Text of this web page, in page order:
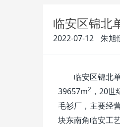
临安区锦北
2022-07-12 朱旭
临安区锦北
39657m2 ， 20世
毛衫厂， 主要经
块东南角临安工